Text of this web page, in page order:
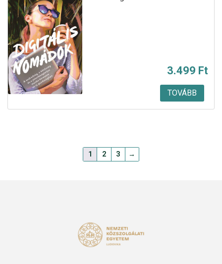
3.499 Ft
TOVÁBB
1 2 3 →